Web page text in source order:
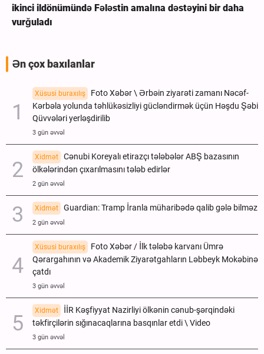
ikinci ildönümündə Fələstin amalına dəstəyini bir daha
vurğuladı
Ən çox baxılanlar
Xüsusi buraxılış
Foto Xəbər \ Ərbəin ziyarəti zamanı Nəcəf-
Kərbəla yolunda təhlükəsizliyi gücləndirmək üçün Həşdu Şəbi
Qüvvələri yerləşdirilib
3 gün əvvəl
Xidmət
Cənubi Koreyalı etirazçı tələbələr ABŞ bazasının
ölkələrindən çıxarılmasını tələb edirlər
2 gün əvvəl
Xidmət Guardian: Tramp İranla müharibədə qalib gələ bilməz
2 gün əvvəl
Xüsusi buraxılış
Foto Xəbər / İlk tələbə karvanı Ümrə
Qərargahının və Akademik Ziyarətgahların Ləbbeyk Mokəbinə
çatdı
3 gün əvvəl
Xidmət
İİR Kəşfiyyat Nazirliyi ölkənin cənub-şərqindəki
təkfirçilərin sığınacaqlarına basqınlar etdi \ Video
3 gün əvvəl